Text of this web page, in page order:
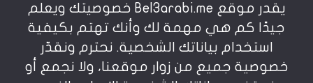
شروط الاستخدام
سياسة الخصوصية
يقدر موقع Bel3arabi.me خصوصيتك ويعلم
جيدًا كم هي مهمة لك وأنك تهتم بكيفية
استخدام بياناتك الشخصية. نحترم ونقدّر
خصوصية جميع من زوار موقعنا، ولا نجمع أو